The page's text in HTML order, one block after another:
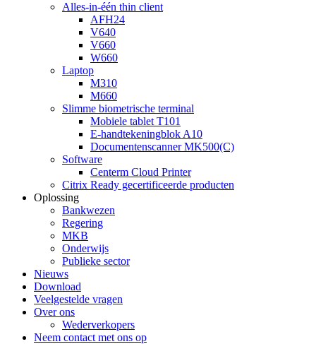
Alles-in-één thin client
AFH24
V640
V660
W660
Laptop
M310
M660
Slimme biometrische terminal
Mobiele tablet T101
E-handtekeningblok A10
Documentenscanner MK500(C)
Software
Centerm Cloud Printer
Citrix Ready gecertificeerde producten
Oplossing
Bankwezen
Regering
MKB
Onderwijs
Publieke sector
Nieuws
Download
Veelgestelde vragen
Over ons
Wederverkopers
Neem contact met ons op